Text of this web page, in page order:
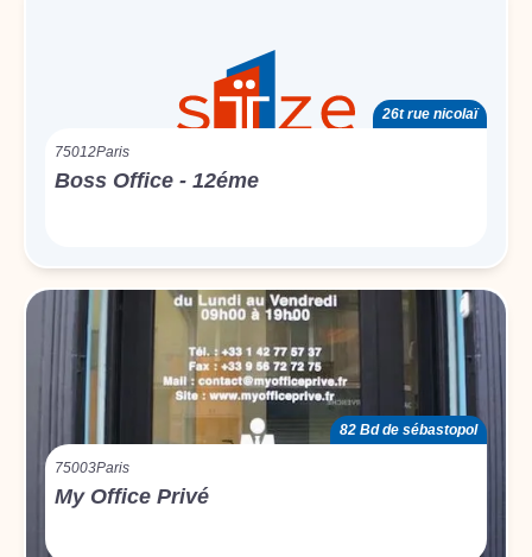
26t rue nicolaï
75012Paris
Boss Office - 12éme
82 Bd de sébastopol
75003Paris
My Office Privé